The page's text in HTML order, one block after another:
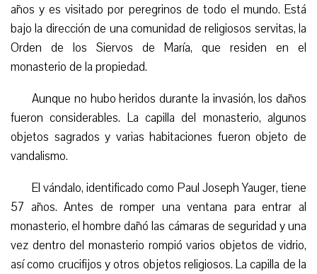
años y es visitado por peregrinos de todo el mundo. Está
bajo la dirección de una comunidad de religiosos servitas, la
Orden de los Siervos de María, que residen en el
monasterio de la propiedad.
Aunque no hubo heridos durante la invasión, los daños
fueron considerables. La capilla del monasterio, algunos
objetos sagrados y varias habitaciones fueron objeto de
vandalismo.
El vándalo, identificado como Paul Joseph Yauger, tiene
57 años. Antes de romper una ventana para entrar al
monasterio, el hombre dañó las cámaras de seguridad y una
vez dentro del monasterio rompió varios objetos de vidrio,
así como crucifijos y otros objetos religiosos. La capilla de la